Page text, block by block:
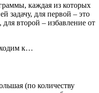
каждая из которых
задачу, для первой – это
второй – избавление от
к…
(по количеству